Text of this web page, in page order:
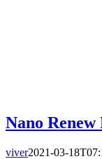
Nano
viver2021-03-